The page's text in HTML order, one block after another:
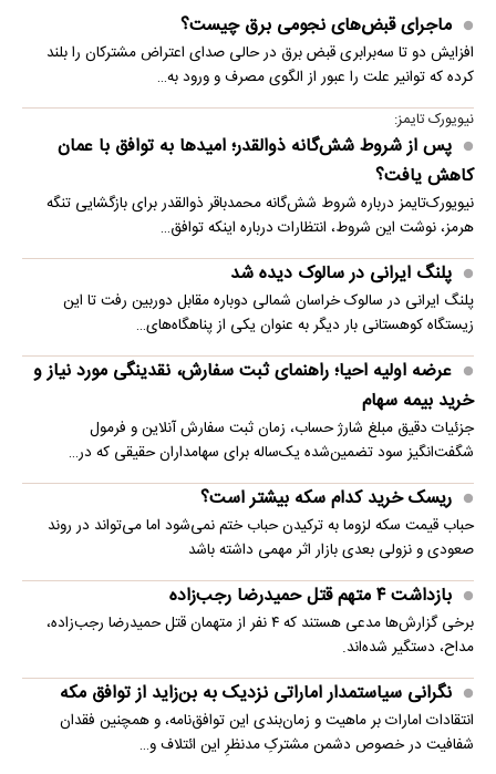
ماجرای قبض‌های نجومی برق چیست؟
افزایش دو تا سه‌برابری قبض برق در حالی صدای اعتراض مشترکان را بلند
کرده که توانیر علت را عبور از الگوی مصرف و ورود به…
نیویورک تایمز:
پس از شروط شش‌گانه ذوالقدر؛ امیدها به توافق با عمان
کاهش یافت؟
نیویورک‌تایمز درباره شروط شش‌گانه محمدباقر ذوالقدر برای بازگشایی تنگه
هرمز، نوشت این شروط، انتظارات درباره اینکه توافق…
پلنگ ایرانی در سالوک دیده شد
پلنگ ایرانی در سالوک خراسان شمالی دوباره مقابل دوربین رفت تا این
زیستگاه کوهستانی بار دیگر به عنوان یکی از پناهگاه‌های…
عرضه اولیه احیا؛ راهنمای ثبت سفارش، نقدینگی مورد نیاز و
خرید بیمه سهام
جزئیات دقیق مبلغ شارژ حساب، زمان ثبت سفارش آنلاین و فرمول
شگفت‌انگیز سود تضمین‌شده یک‌ساله برای سهامداران حقیقی که در…
ریسک خرید کدام سکه بیشتر است؟
حباب قیمت سکه لزوما به ترکیدن حباب ختم نمی‌شود اما می‌تواند در روند
صعودی و نزولی بعدی بازار اثر مهمی داشته باشد
بازداشت ۴ متهم قتل حمیدرضا رجب‌زاده
برخی گزارش‌ها مدعی هستند که ۴ نفر از متهمان قتل حمیدرضا رجب‌زاده،
مداح، دستگیر شده‌اند.
نگرانی سیاستمدار اماراتی نزدیک به بن‌زاید از توافق مکه
انتقادات امارات بر ماهیت و زمان‌بندی این توافق‌نامه، و همچنین فقدان
شفافیت در خصوص دشمن مشترکِ مدنظرِ این ائتلاف و…